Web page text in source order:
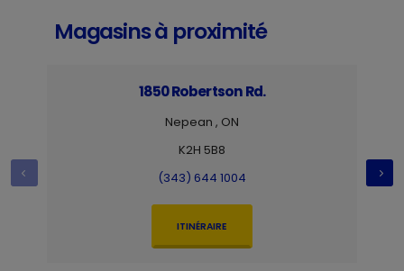
Magasins à proximité
1850 Robertson Rd.
Nepean , ON
K2H 5B8
(343) 644 1004
ITINÉRAIRE